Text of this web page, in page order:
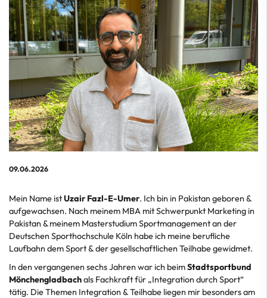
09.06.2026
Mein Name istUzair Fazl-E-Umer. Ich bin in Pakistan geboren &
aufgewachsen. Nach meinem MBA mit Schwerpunkt Marketing in
Pakistan & meinem Masterstudium Sportmanagement an der
Deutschen Sporthochschule Köln habe ich meine berufliche
Laufbahn dem Sport & der gesellschaftlichen Teilhabe gewidmet.
In den vergangenen sechs Jahren war ich beimStadtsportbund
Mönchengladbachals Fachkraft für „Integration durch Sport“
tätig. Die Themen Integration & Teilhabe liegen mir besonders am